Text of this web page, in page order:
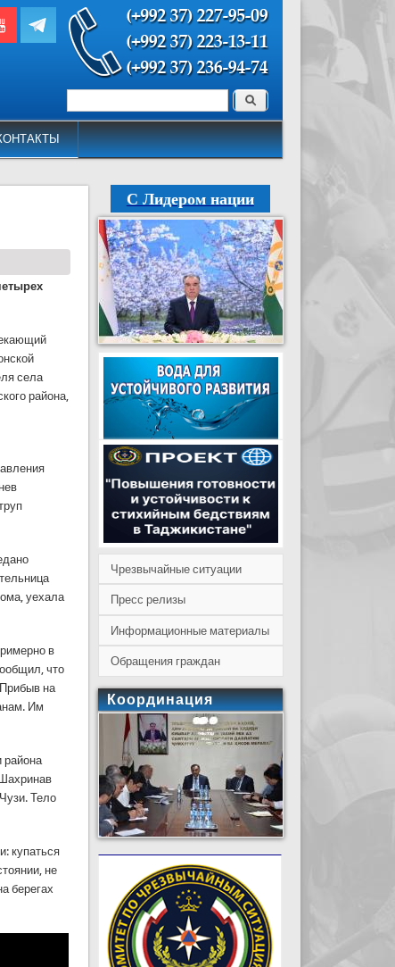
Форма поиска Поиск
села
района,
уехала
в
что
на
Им
района
Тело
купаться
не
берегах
С Лидером нации
Чрезвычайные ситуации
Пресс релизы
Информационные материалы
Обращения граждан
Координация